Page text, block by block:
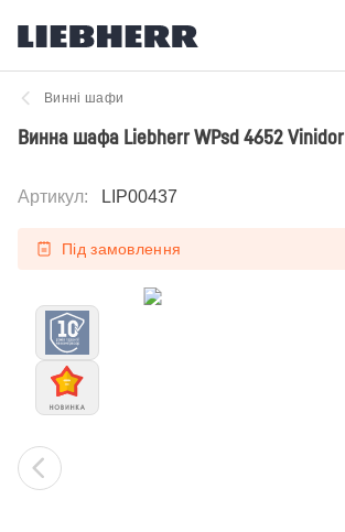
Винні шафи
Винна шафа Liebherr WPsd 4652 Vinidor
Артикул: LIP00437
Під замовлення